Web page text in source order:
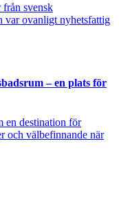
från svensk
var ovanligt nyhetsfattig
– en plats för
en destination för
och välbefinnande när